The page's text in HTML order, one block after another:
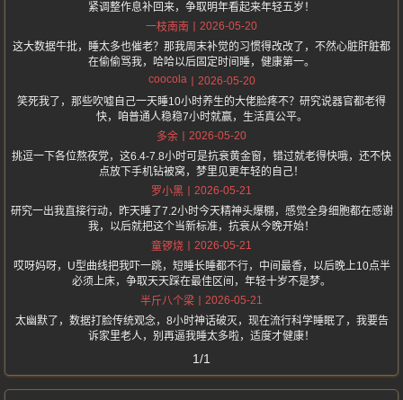
紧调整作息补回来，争取明年看起来年轻五岁！
一枝南南
2026-05-20
这大数据牛批，睡太多也催老？那我周末补觉的习惯得改改了，不然心脏肝脏都
在偷偷骂我，哈哈以后固定时间睡，健康第一。
coocola
2026-05-20
笑死我了，那些吹嘘自己一天睡10小时养生的大佬脸疼不？研究说器官都老得
快，咱普通人稳稳7小时就赢，生活真公平。
多余
2026-05-20
挑逗一下各位熬夜党，这6.4-7.8小时可是抗衰黄金窗，错过就老得快哦，还不快
点放下手机钻被窝，梦里见更年轻的自己！
罗小黑
2026-05-21
研究一出我直接行动，昨天睡了7.2小时今天精神头爆棚，感觉全身细胞都在感谢
我，以后就把这个当新标准，抗衰从今晚开始！
童锣烧
2026-05-21
哎呀妈呀，U型曲线把我吓一跳，短睡长睡都不行，中间最香，以后晚上10点半
必须上床，争取天天踩在最佳区间，年轻十岁不是梦。
半斤八个梁
2026-05-21
太幽默了，数据打脸传统观念，8小时神话破灭，现在流行科学睡眠了，我要告
诉家里老人，别再逼我睡太多啦，适度才健康！
1/1